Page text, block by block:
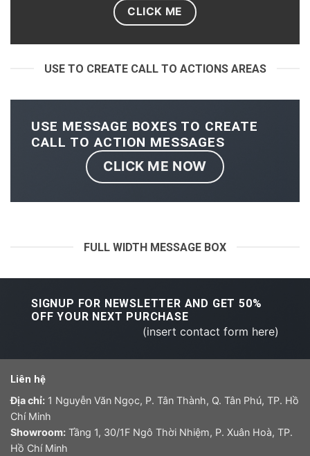
CLICK ME
USE TO CREATE CALL TO ACTIONS AREAS
USE MESSAGE BOXES TO CREATE
CALL TO ACTION MESSAGES
CLICK ME NOW
FULL WIDTH MESSAGE BOX
SIGNUP FOR NEWSLETTER AND GET 50%
OFF YOUR NEXT PURCHASE
(insert contact form here)
Liên hệ
Địa chỉ: 1 Nguyễn Văn Ngọc, P. Tân Thành, Q. Tân Phú, TP. Hồ
Chí Minh
Showroom: Tầng 1, 30/1F Ngô Thời Nhiệm, P. Xuân Hoà, TP.
Hồ Chí Minh